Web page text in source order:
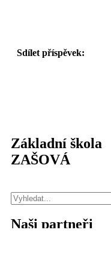
Sdílet příspěvek:
Základní škola
ZAŠOVÁ
Naši partneři